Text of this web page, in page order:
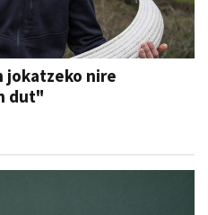
jokatzeko nire
dut"